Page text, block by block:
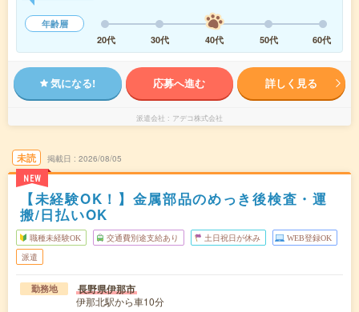
年齢層
20代
30代 40代 50代 60代
気になる! 応募へ進む 詳しく見る
派遣会社 アデコ株式会社
未読
NEW
掲載日 2026/08/05
【未経験OK！】金属部品のめっき後検査・運
搬/日払いOK
職種未経験OK 交通費別途支給あり 土日祝日が休み WEB登録OK
派遣
勤務地 長野県伊那市
伊那北駅から車10分